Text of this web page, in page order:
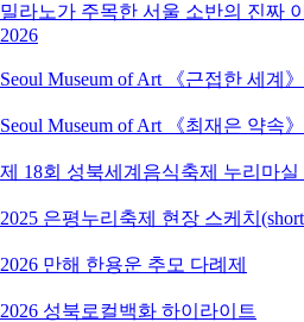
밀라노가 주목한 서울 소반의 진짜
2026
Seoul Museum of Art 《근접한 세계
Seoul Museum of Art 《최재은 약속
제 18회 성북세계음식축제 누리마
2025 은평누리축제 현장 스케치
2026 만해 한용운 추모 다례제
2026 성북로컬백화 하이라이트